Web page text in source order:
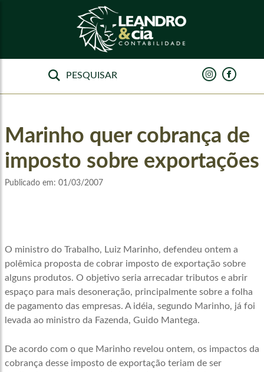
Marinho quer cobrança de
imposto sobre exportações
Publicado em: 01/03/2007
O ministro do Trabalho, Luiz Marinho, defendeu ontem a
polêmica proposta de cobrar imposto de exportação sobre
alguns produtos. O objetivo seria arrecadar tributos e abrir
espaço para mais desoneração, principalmente sobre a folha
de pagamento das empresas. A idéia, segundo Marinho, já foi
levada ao ministro da Fazenda, Guido Mantega.
De acordo com o que Marinho revelou ontem, os impactos da
cobrança desse imposto de exportação teriam de ser